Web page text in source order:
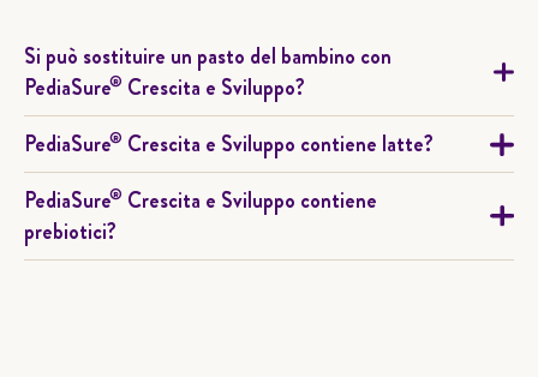
Si può sostituire un pasto del bambino con
PediaSure® Crescita e Sviluppo?
PediaSure® Crescita e Sviluppo contiene latte?
PediaSure® Crescita e Sviluppo contiene
prebiotici?